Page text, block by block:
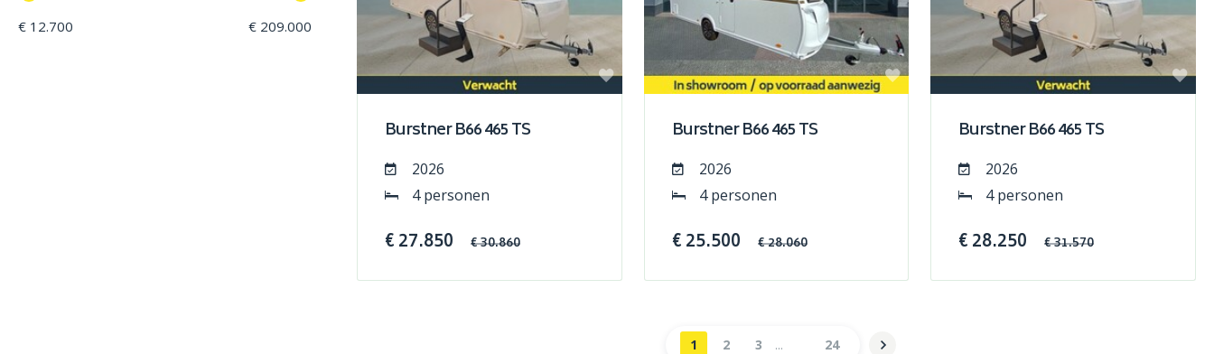
€ 12.700 € 209.000
Burstner B66 465 TS
2026
4 personen
€ 27.850 € 30.860
Burstner B66 465 TS
2026
4 personen
€ 25.500 € 28.060
Burstner B66 465 TS
2026
4 personen
€ 28.250 € 31.570
1 2 3 24